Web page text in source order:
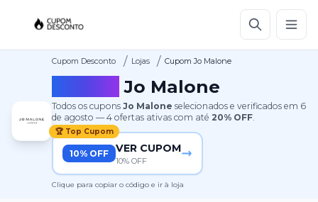
Cupom Desconto / Lojas / Cupom Jo Malone
Jo Malone
Todos os cuponsJo Malone selecionados e verificados em 6
de agosto —4 ofertas ativas com até 20% OFF.
🏆 Top Cupom
10% OFF VER CUPOM
10% OFF
Clique para copiar o código e ir à loja